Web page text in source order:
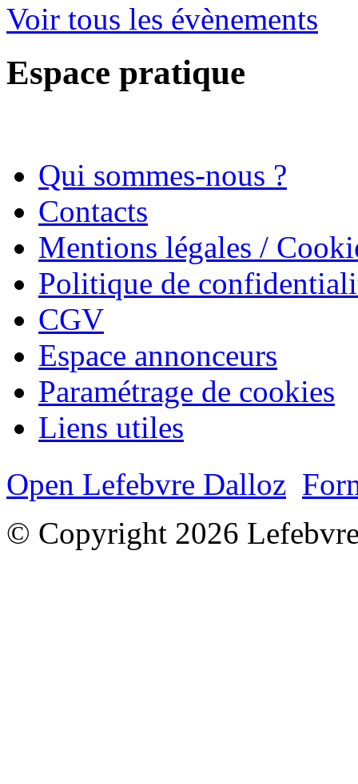
Voir tous les évènements
Espace pratique
Qui sommes-nous ?
Contacts
Mentions légales /
Politique de
CGV
Espace annonceurs
Paramétrage de cookies
Liens utiles
Open Lefebvre Dalloz
© Copyright 2026